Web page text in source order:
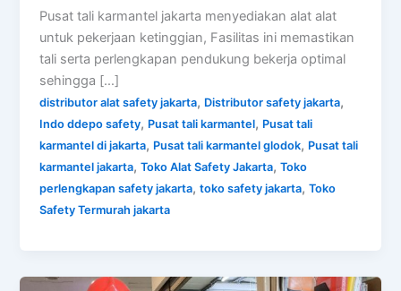
Pusat tali karmantel jakarta menyediakan alat alat
untuk pekerjaan ketinggian, Fasilitas ini memastikan
tali serta perlengkapan pendukung bekerja optimal
sehingga […]
distributor alat safety jakarta, Distributor safety jakarta,
Indo ddepo safety, Pusat tali karmantel, Pusat tali
karmantel di jakarta, Pusat tali karmantel glodok, Pusat tali
karmantel jakarta,Toko Alat Safety Jakarta,Toko
perlengkapan safety jakarta,toko safety jakarta,Toko
Safety Termurah jakarta